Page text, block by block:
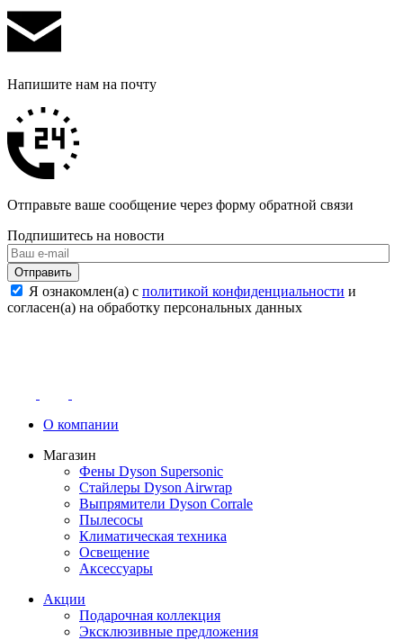
Напишите нам на почту
Отправьте ваше сообщение через форму обратной связи
Подпишитесь на новости
Отправить
Я ознакомлен(а) с политикой конфиденциальности и
согласен(а) на обработку персональных данных
О компании
Магазин
Фены Dyson Supersonic
Стайлеры Dyson Airwrap
Выпрямители Dyson Corrale
Пылесосы
Климатическая техника
Освещение
Аксессуары
Акции
Подарочная коллекция
Эксклюзивные предложения